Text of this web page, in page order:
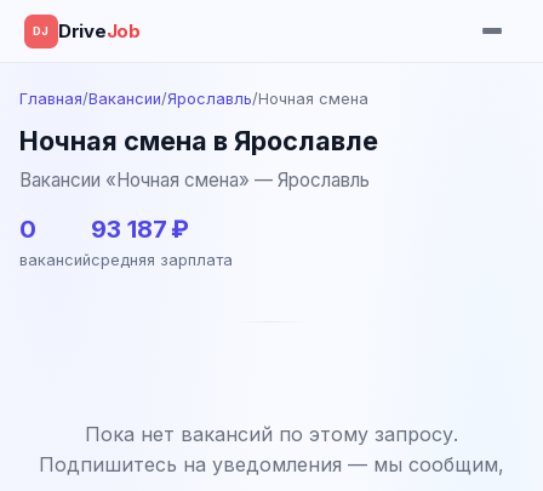
DJ DriveJob
Главная/Вакансии/Ярославль/Ночная смена
Ночная смена в Ярославле
Вакансии «Ночная смена» — Ярославль
0
вакансий
93 187 ₽
средняя зарплата
Пока нет вакансий по этому запросу.
Подпишитесь на уведомления — мы сообщим,